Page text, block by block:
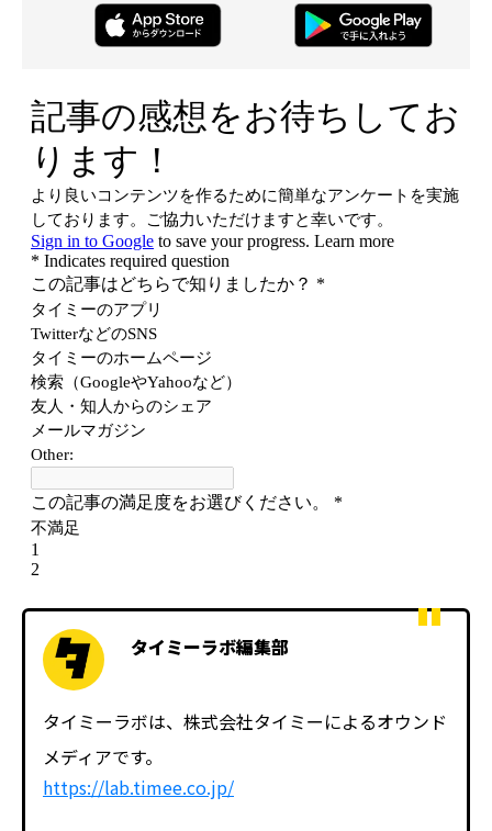
タイミーラボ編集部
タイミーラボは、株式会社タイミーによるオウンド
メディアです。
https://lab.timee.co.jp/